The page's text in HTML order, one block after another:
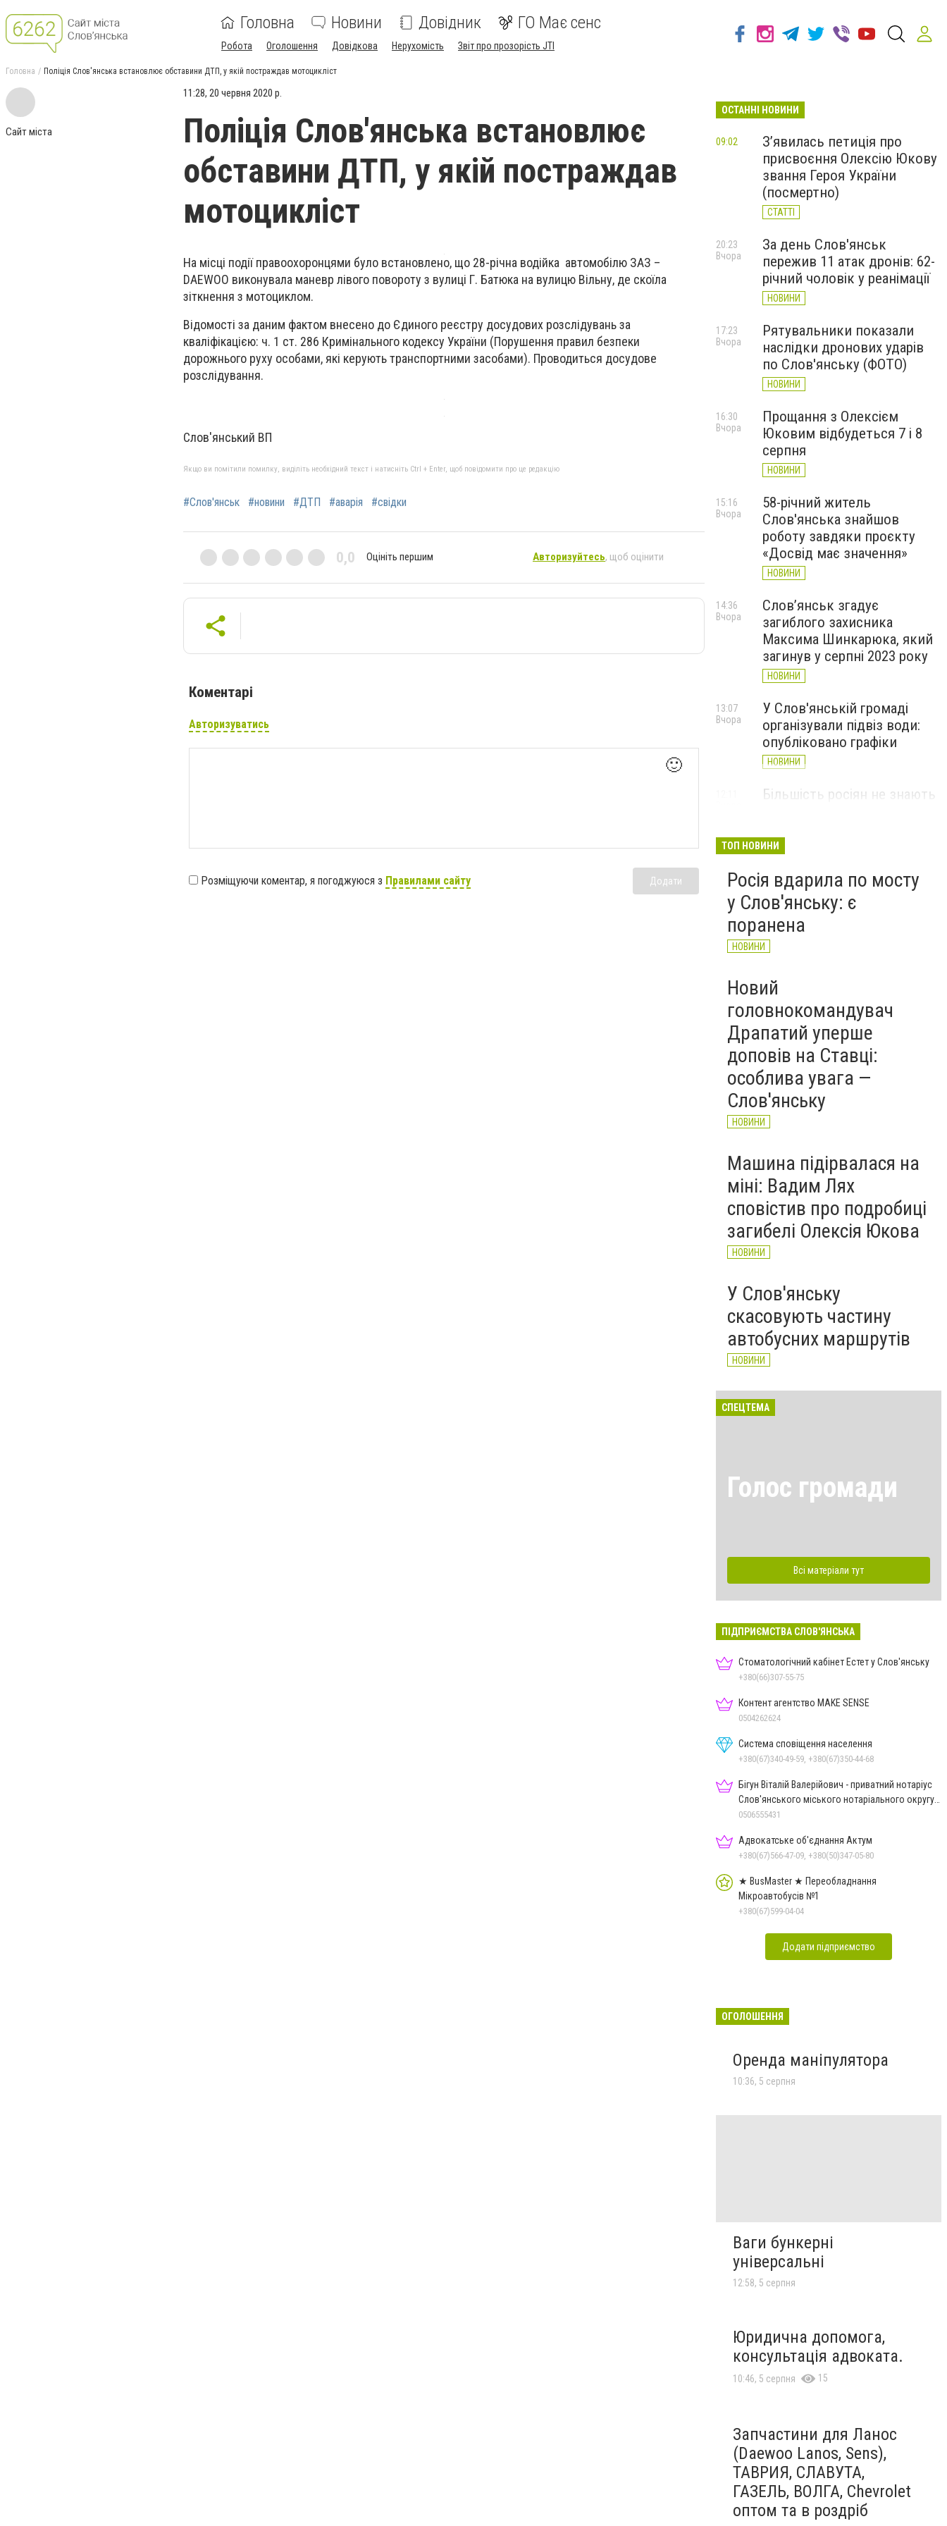
Головна Новини Довідник ГО Має сенс
Робота Оголошення Довідкова Нерухомість Звіт про прозорість JTI
Головна Поліція Слов'янська встановлює обставини ДТП, у якій постраждав мотоцикліст
Сайт міста
11:28, 20 червня 2020 р.
Поліція Слов'янська встановлює
обставини ДТП, у якій постраждав
мотоцикліст
На місці події правоохоронцями було встановлено, що 28-річна водійка автомобілю ЗАЗ –
DAEWOO виконувала маневр лівого повороту з вулиці Г. Батюка на вулицю Вільну, де скоїла
зіткнення з мотоциклом.
Відомості за даним фактом внесено до Єдиного реєстру досудових розслідувань за
кваліфікацією: ч. 1 ст. 286 Кримінального кодексу України (Порушення правил безпеки
дорожнього руху особами, які керують транспортними засобами). Проводиться досудове
розслідування.
Слов'янський ВП
Якщо ви помітили помилку, виділіть необхідний текст і натисніть Ctrl + Enter, щоб повідомити про це редакцію
#Слов'янськ #новини #ДТП #аварія #свідки
0,0 Оцініть першим Авторизуйтесь, щоб оцінити
Коментарі
Авторизуватись
🙂
Розміщуючи коментар, я погоджуюся з Правилами сайту Додати
ОСТАННІ НОВИНИ
З’явилась петиція про
присвоєння Олексію Юкову
звання Героя України
(посмертно)
СТАТТІ
09:02
За день Слов'янськ
пережив 11 атак дронів: 62-
річний чоловік у реанімації
НОВИНИ
20:23
Вчора
Рятувальники показали
наслідки дронових ударів
по Слов'янську (ФОТО)
НОВИНИ
17:23
Вчора
Прощання з Олексієм
Юковим відбудеться 7 і 8
серпня
НОВИНИ
16:30
Вчора
58-річний житель
Слов'янська знайшов
роботу завдяки проєкту
«Досвід має значення»
НОВИНИ
15:16
Вчора
Слов’янськ згадує
загиблого захисника
Максима Шинкарюка, який
загинув у серпні 2023 року
НОВИНИ
14:36
Вчора
У Слов'янській громаді
організували підвіз води:
опубліковано графіки
НОВИНИ
13:07
Вчора
Більшість росіян не знають
Мадяр
ТОП НОВИНИ
Росія вдарила по мосту
у Слов'янську: є
поранена
НОВИНИ
Новий
головнокомандувач
Драпатий уперше
доповів на Ставці:
особлива увага —
Слов'янську
НОВИНИ
Машина підірвалася на
міні: Вадим Лях
сповістив про подробиці
загибелі Олексія Юкова
НОВИНИ
У Слов'янську
скасовують частину
автобусних маршрутів
НОВИНИ
СПЕЦТЕМА
Голос громади
Всі матеріали тут
ПІДПРИЄМСТВА СЛОВ'ЯНСЬКА
Стоматологічний кабінет Естет у Слов'янську
+380(66)307-55-75
Контент агентство MAKE SENSE
0504262624
Система сповіщення населення
+380(67)340-49-59, +380(67)350-44-68
Бігун Віталій Валерійович - приватний нотаріус
Слов'янського міського нотаріального округу
Дон.обл.
0506555431
Адвокатське об'єднання Актум
+380(67)566-47-09, +380(50)347-05-80
★ BusMaster ★ Переобладнання
Мікроавтобусів №1
+380(67)599-04-04
Додати підприємство
ОГОЛОШЕННЯ
Оренда маніпулятора
10:36, 5 серпня
Ваги бункерні
універсальні
12:58, 5 серпня
Юридична допомога,
консультація адвоката.
10:46, 5 серпня 15
Запчастини для Ланос
(Daewoo Lanos, Sens),
ТАВРИЯ, СЛАВУТА,
ГАЗЕЛЬ, ВОЛГА, Chevrolet
оптом та в роздріб